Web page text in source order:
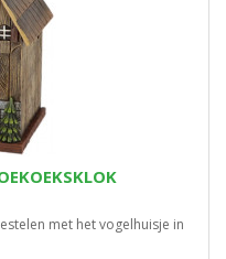
met het vogelhuisje in